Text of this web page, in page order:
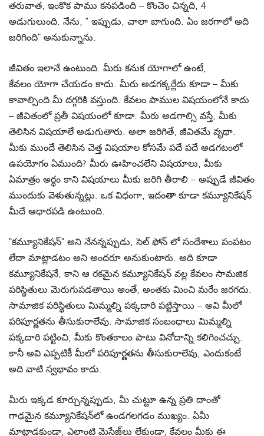
తరువాత, ఇంకొక పాము కనపడింది – కొంచెం చిన్నది, 4
అడుగులుంది. నేను, “ ఇప్పుడు, చాలా బాగుంది. ఏం జరగాలో అది
జరిగింది” అనుకున్నాను.
జీవితం ఇలానే ఉంటుంది. మీరు కనుక యోగాలో ఉంటే,
కేవలం యోగా చేయడం కాదు. మీరు అడగక్కర్లేదు కూడా – మీకు
కావాల్సింది మీ దగ్గరికి వస్తుంది. కేవలం పాముల విషయంలోనే కాదు
– జీవితంలో ప్రతీ విషయంలో కూడా. మీరు అడగాల్సి వస్తే, మీకు
తెలిసిన విషయాలే అడుగుతారు. అలా జరిగితే, జీవితమే వృథా.
మీకు ముందే తెలిసిన చెత్త విషయాల కోసమే పదే పదే అడగటంలో
ఉపయోగం ఏముంది? మీరు ఊహించలేని విషయాలు, మీకు
ఏమాత్రం అర్థం కాని విషయాలు మీకు జరిగి తీరాలి – అప్పుడే జీవితం
ముందుకు వెళుతున్నట్లు. ఒక విధంగా, ఇదంతా కూడా కమ్యూనికేషన్
మీదే ఆధారపడి ఉంటుంది.
“కమ్యూనికేషన్” అని నేనన్నప్పుడు, సెల్ ఫోన్ లో సందేశాలు పంపటం
లేదా మాట్లాడటం అని అందరూ అనుకుంటారు. అది కూడా
కమ్యూనికేషనే, కాని ఆ రకమైన కమ్యూనికేషన్ వల్ల కేవలం సామజిక
పరిస్థితులు మెరుగుపడతాయి అంతే, అంతకు మించి మరేం జరగదు.
సామాజిక పరిస్థితులు మిమ్మల్ని పక్కదారి పట్టిస్తాయి – అవి మీలో
పరిపూర్ణతను తీసుకురాలేవు. సామాజిక సంబంధాలు మిమ్మల్ని
పక్కదారి పట్టించి, మీకు కొంతకాలం పాటు వినోదాన్ని కలిగించచ్చు.
కానీ అవి ఎప్పటికీ మీలో పరిపూర్ణతను తీసుకురాలేవు, ఎందుకంటే
అది వాటి స్వభావం కాదు.
మీరు ఇక్కడ కూర్చున్నప్పుడు, మీ చుట్టూ ఉన్న ప్రతి దాంతో
గాఢమైన కమ్యూనికేషన్‍లోఉండగలగడం ముఖ్యం. ఏమీ
మాట్లాడకుండా, ఎలాంటి మెసేజ్‍లు లేకుండా, కేవలం మీకు ఈ